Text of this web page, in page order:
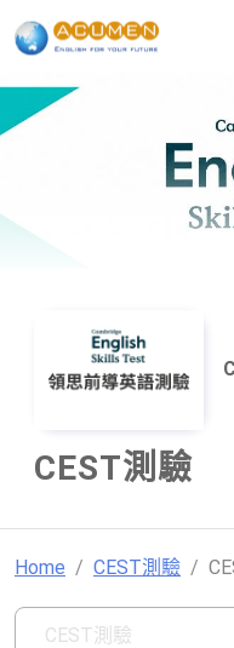
CEST測驗
Home CEST測驗
CEST測驗